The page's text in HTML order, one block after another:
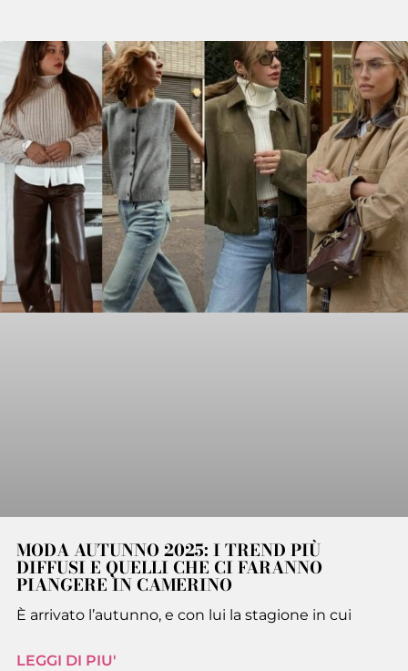
MODA AUTUNNO 2025: I TREND PIÙ
DIFFUSI E QUELLI CHE CI FARANNO
PIANGERE IN CAMERINO
È arrivato l’autunno, e con lui la stagione in cui
LEGGI DI PIU'